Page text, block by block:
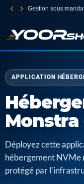
APPLICATION
Monstra
Déployez cette
hébergement NVMe
protégé par